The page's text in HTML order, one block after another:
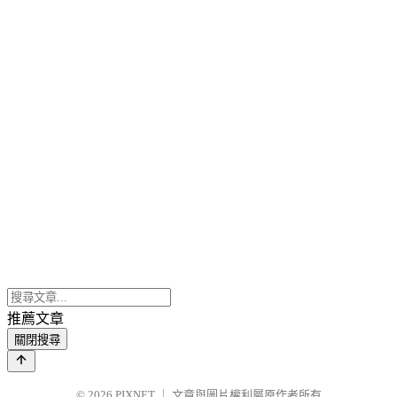
推薦文章
關閉搜尋